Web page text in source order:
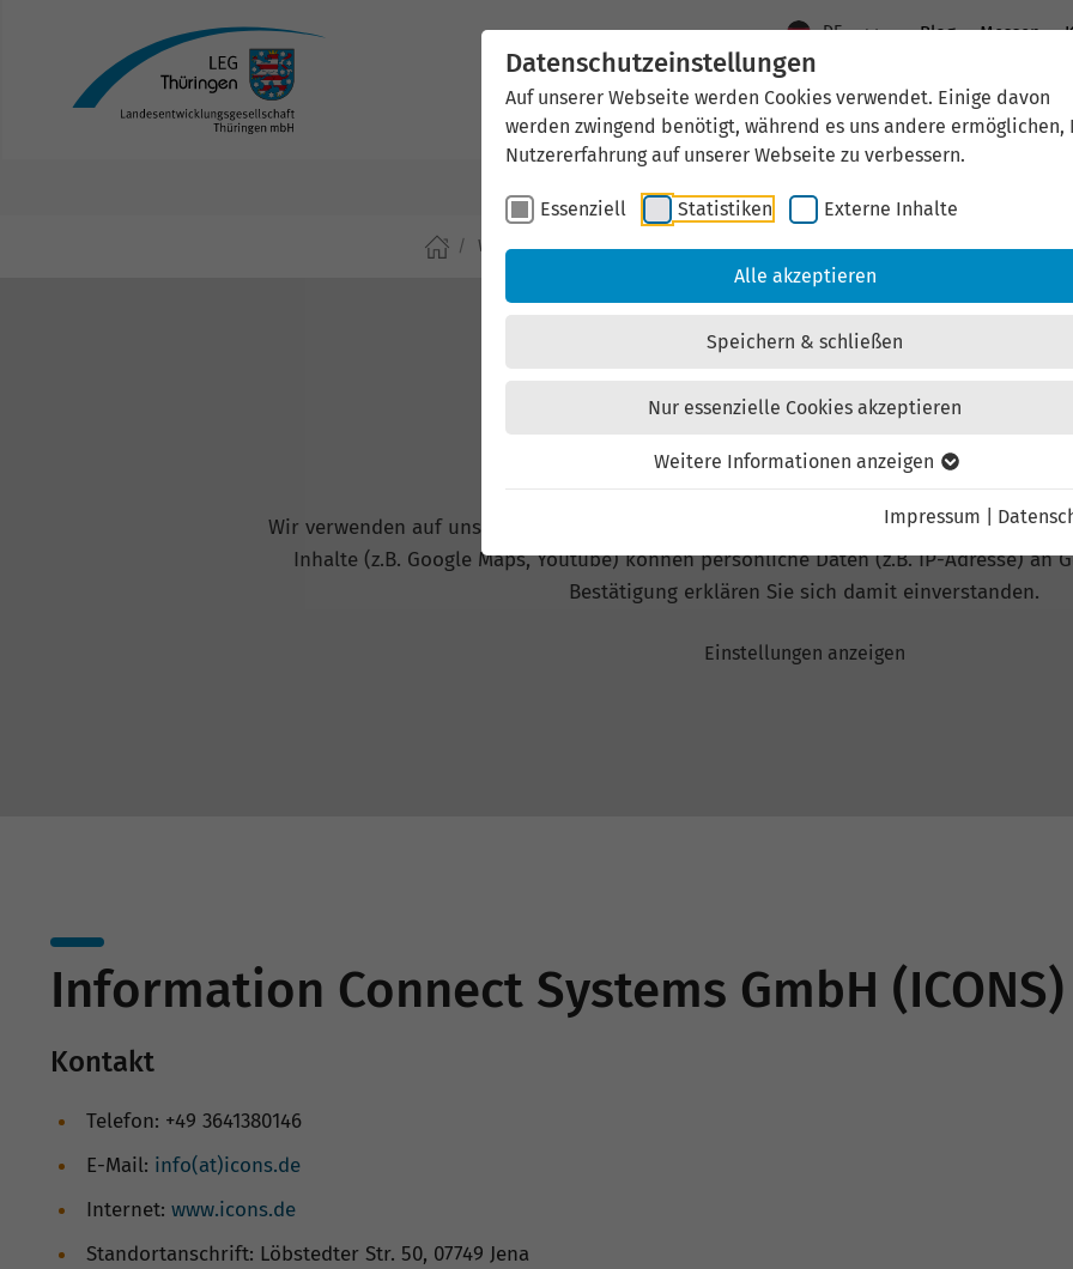
Datenschutzeinstellungen
Auf unserer Webseite werden Cookies verwendet. Einige davon
werden zwingend benötigt, während es uns andere ermöglichen,
Nutzererfahrung auf unserer Webseite zu verbessern.
Essenziell Statistiken Externe Inhalte
Alle akzeptieren
Speichern & schließen
Nur essenzielle Cookies akzeptieren
Weitere Informationen anzeigen
Impressum
DE Blog Messen
Aktuelles Standort Thüringen
Wirtschaftsförderung Investieren & Ansiedeln Unternehmen &
Externen Inhalt laden
Wir verwenden auf unserer Website externe Inhalte, um Ihnen zusätzliche
Inhalte (z.B. Google Maps, Youtube) können persönliche Daten (z.B. IP-Adresse) an
Bestätigung erklären Sie sich damit einverstanden.
Einstellungen anzeigen
Information Connect Systems GmbH (ICONS)
Kontakt
Telefon: +49 3641380146
E-Mail: info(at)icons.de
Internet: www.icons.de
Standortanschrift: Löbstedter Str. 50, 07749 Jena